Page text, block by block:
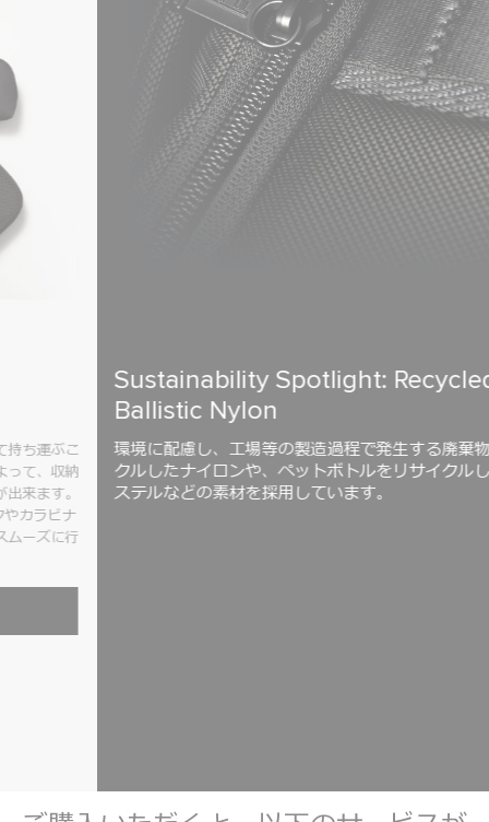
Sustainability Spotlight: Recycled
Ballistic Nylon
環境に配慮し、工場等の製造過程で発生する廃棄物をリサイ
クルしたナイロンや、ペットボトルをリサイクルしたポリエ
ステルなどの素材を採用しています。